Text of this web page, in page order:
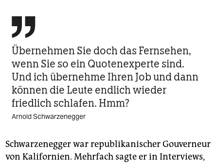

Übernehmen Sie doch das Fernsehen,
wenn Sie so ein Quotenexperte sind.
Und ich übernehme Ihren Job und dann
können die Leute endlich wieder
friedlich schlafen. Hmm?
Arnold Schwarzenegger
Schwarzenegger war republikanischer Gouverneur
von Kalifornien. Mehrfach sagte er in Interviews,